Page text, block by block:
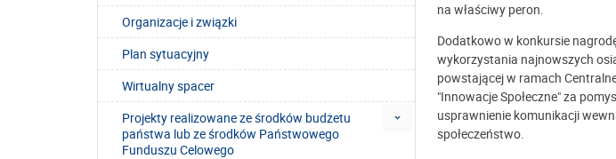
na właściwy peron.
Dodatkowo w konkursie
wykorzystania najnowszych
powstającej w ramach
"Innowacje Społeczne" za
usprawnienie komunikacji
społeczeństwo.
Organizacje i związki
Plan sytuacyjny
Wirtualny spacer
Projekty realizowane ze środków budżetu
państwa lub ze środków Państwowego
Funduszu Celowego